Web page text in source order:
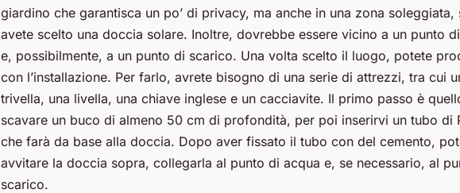
giardino che garantisca un po’ di privacy, ma anche in una zona soleggiata,
avete scelto una doccia solare. Inoltre, dovrebbe essere vicino a un punto
e, possibilmente, a un punto di scarico. Una volta scelto il luogo, potete
con l’installazione. Per farlo, avrete bisogno di una serie di attrezzi, tra cui
trivella, una livella, una chiave inglese e un cacciavite. Il primo passo è
scavare un buco di almeno 50 cm di profondità, per poi inserirvi un tubo di
che farà da base alla doccia. Dopo aver fissato il tubo con del cemento,
avvitare la doccia sopra, collegarla al punto di acqua e, se necessario, al
scarico.